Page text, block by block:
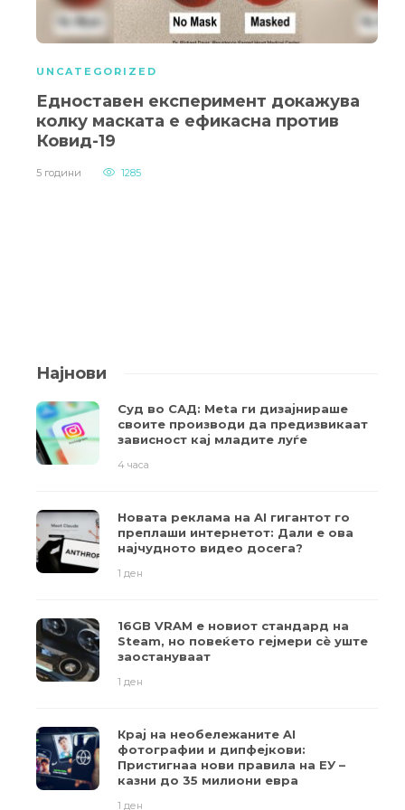
UNCATEGORIZED
Едноставен експеримент докажува
колку маската е ефикасна против
Ковид-19
5 години 1285
Најнови
Суд во САД: Meta ги дизајнираше
своите производи да предизвикаат
зависност кај младите луѓе
4 часа
Новата реклама на AI гигантот го
преплаши интернетот: Дали е ова
најчудното видео досега?
1 ден
16GB VRAM е новиот стандард на
Steam, но повеќето гејмери ​​сè уште
заостануваат
1 ден
Крај на необележаните AI
фотографии и дипфејкови:
Пристигнаа нови правила на ЕУ –
казни до 35 милиони евра
1 ден